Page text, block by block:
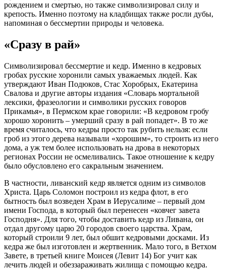
рождением и смертью, но также символизировал силу и
крепость. Именно поэтому на кладбищах также росли дубы,
напоминая о бессмертии природы и человека.
«Сразу в рай»
Символизировал бессмертие и кедр. Именно в кедровых
гробах русские хоронили самых уважаемых людей. Как
утверждают Иван Подюков, Стас Хоробрых, Екатерина
Свалова и другие авторы издания «Словарь мортальной
лексики, фразеологии и символики русских говоров
Прикамья», в Пермском крае говорили: «В кедровом гробу
хорошо хоронить – умерший сразу в рай попадет». В то же
время считалось, что кедры просто так рубить нельзя: если
гроб из этого дерева называли «хорошим», то строить из него
дома, а уж тем более использовать на дрова в некоторых
регионах России не осмеливались. Такое отношение к кедру
было обусловлено его сакральным значением.
В частности, ливанский кедр является одним из символов
Христа. Царь Соломон построил из кедра флот, в его
бытность был возведен Храм в Иерусалиме – первый дом
имени Господа, в который был перенесен «ковчег завета
Господня». Для того, чтобы доставить кедр из Ливана, он
отдал другому царю 20 городов своего царства. Храм,
который строили 9 лет, был обшит кедровыми досками. Из
кедра же был изготовлен и жертвенник. Мало того, в Ветхом
Завете, в третьей книге Моисея (Левит 14) Бог учит как
лечить людей и обеззараживать жилища с помощью кедра.